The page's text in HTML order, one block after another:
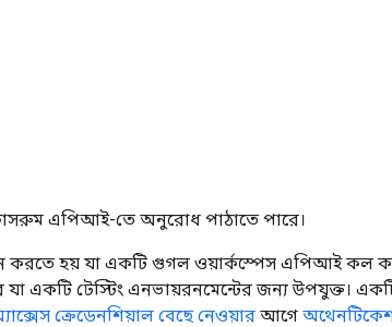
এপিআই-তে অনুরোধ পাঠাতে পারে।
করতে হয় যা একটি গুগল ওয়ার্কস্পেস এপিআই কল
একটি টেস্টিং এনভায়রনমেন্টের জন্য উপযুক্ত।
ক্রেডেনশিয়াল বেছে নেওয়ার আগে